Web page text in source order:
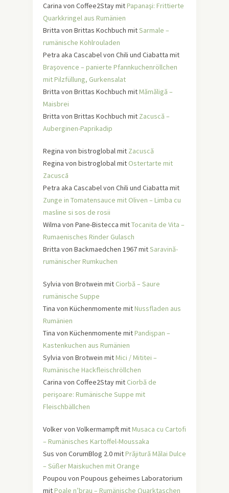
Carina von Coffee2Stay mitPapanaşi: Frittierte
Quarkkringel aus Rumänien
Britta von Brittas Kochbuch mitSarmale –
rumänische Kohlrouladen
Petra aka Cascabel von Chili und Ciabatta mit
Braşovence – panierte Pfannkuchenröllchen
mit Pilzfüllung, Gurkensalat
Britta von Brittas Kochbuch mitMămăligă –
Maisbrei
Britta von Brittas Kochbuch mit Zacuscă –
Auberginen-Paprikadip
Regina von bistroglobal mit Zacuscă
Regina von bistroglobal mit Ostertarte mit
Zacuscā
Petra aka Cascabel von Chili und Ciabatta mit
Zunge in Tomatensauce mit Oliven – Limba cu
masline si sos de rosii
Wilma von Pane-Bistecca mitTocanita de Vita –
Rumaenisches Rinder Gulasch
Britta von Backmaedchen 1967 mitSaravină-
rumänischer Rumkuchen
Sylvia von Brotwein mit Ciorbă – Saure
rumänische Suppe
Tina von Küchenmomente mitNussfladen aus
Rumänien
Tina von Küchenmomente mitPandișpan –
Kastenkuchen aus Rumänien
Sylvia von Brotwein mitMici / Mititei –
Rumänische Hackfleischröllchen
Carina von Coffee2Stay mit Ciorbă de
perişoare: Rumänische Suppe mit
Fleischbällchen
Volker von Volkermampft mitMusaca cu Cartofi
– Rumänisches Kartoffel-Moussaka
Sus von CorumBlog 2.0 mitPrăjitură Mălai Dulce
– Süßer Maiskuchen mit Orange
Poupou von Poupous geheimes Laboratorium
mitPoale n’brau – Rumänische Quarktaschen